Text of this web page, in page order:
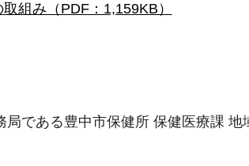
組み（PDF：1,159KB）
である豊中市保健所 保健医療課 地